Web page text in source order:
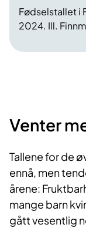
Fødselstallet i
2024. Ill.
Venter
Tallene for de
ennå, men
årene:
mange barn
gått vesentlig